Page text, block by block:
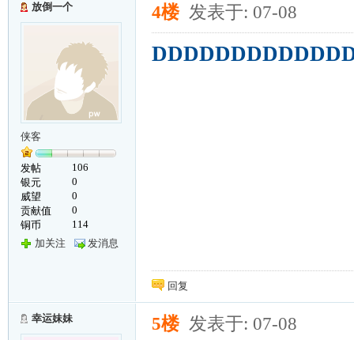
放倒一个
侠客
发帖
106
银元
0
威望
0
贡献值
0
铜币
114
加关注
发消息
4楼 发表于: 07-08
回复
幸运妹妹 5楼 发表于: 07-08